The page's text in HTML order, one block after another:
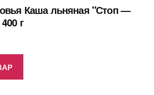
Каша льняная "Стоп —
г